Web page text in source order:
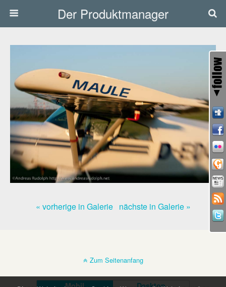
Der Produktmanager
« vorherige in Galerie nächste in Galerie »
Zum Seitenanfang